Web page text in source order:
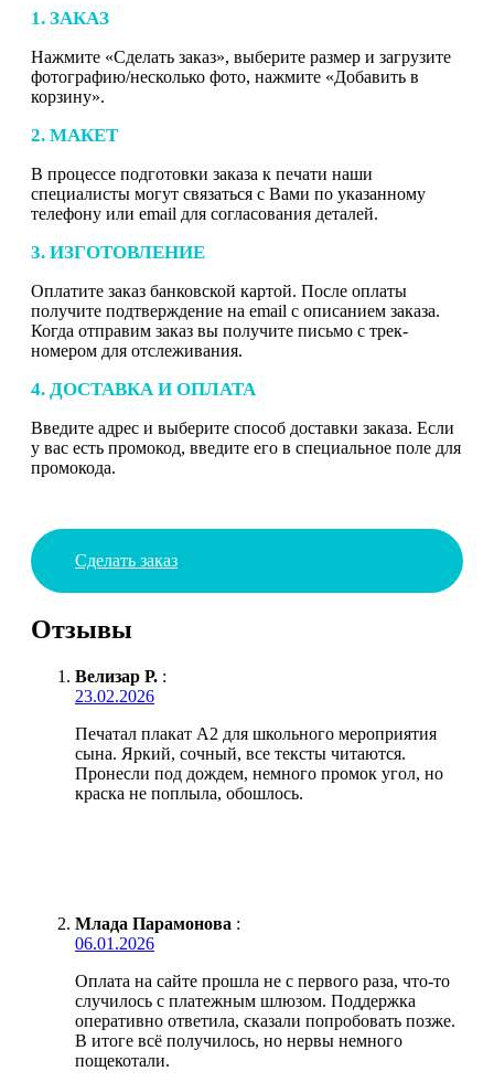
1. ЗАКАЗ
Нажмите «Сделать заказ», выберите размер и загрузите
фотографию/несколько фото, нажмите «Добавить в
корзину».
2. МАКЕТ
В процессе подготовки заказа к печати наши
специалисты могут связаться с Вами по указанному
телефону или email для согласования деталей.
3. ИЗГОТОВЛЕНИЕ
Оплатите заказ банковской картой. После оплаты
получите подтверждение на email с описанием заказа.
Когда отправим заказ вы получите письмо с трек-
номером для отслеживания.
4. ДОСТАВКА И ОПЛАТА
Введите адрес и выберите способ доставки заказа. Если
у вас есть промокод, введите его в специальное поле для
промокода.
Сделать заказ
Отзывы
Велизар Р. :
23.02.2026
Печатал плакат А2 для школьного мероприятия
сына. Яркий, сочный, все тексты читаются.
Пронесли под дождем, немного промок угол, но
краска не поплыла, обошлось.
Млада Парамонова :
06.01.2026
Оплата на сайте прошла не с первого раза, что-то
случилось с платежным шлюзом. Поддержка
оперативно ответила, сказали попробовать позже.
В итоге всё получилось, но нервы немного
пощекотали.